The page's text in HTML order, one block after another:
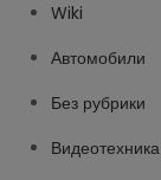
Wiki
Автомобили
Без рубрики
Видеотехника